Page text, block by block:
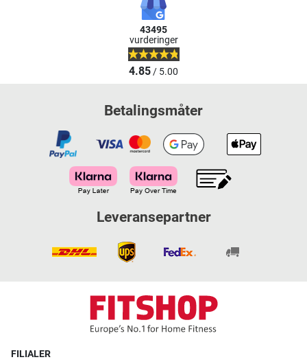
43495
vurderinger
4.85/ 5.00
Betalingsmåter
Leveransepartner
FILIALER